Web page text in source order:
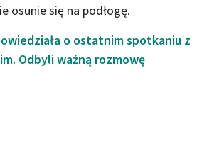
osunie się na podłogę.
o ostatnim spotkaniu z
Odbyli ważną rozmowę